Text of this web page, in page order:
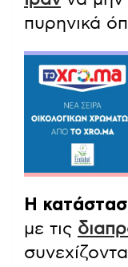
πυρηνικά
Η
με τις